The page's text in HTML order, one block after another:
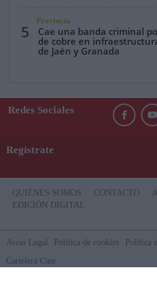
5
Provincia
Cae una banda criminal
de cobre en
de Jaén y Granada
Redes Sociales
Regístrate
QUIÉNES SOMOS CONTACTO
EDICIÓN DIGITAL
Aviso Legal Politica de cookies Política
Cartelera Cine